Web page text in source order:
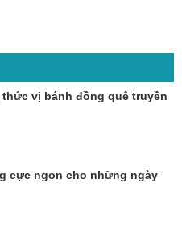
vị bánh đồng quê truyền
cực ngon cho những ngày